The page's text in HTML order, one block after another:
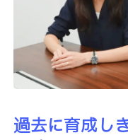
過去に育成し